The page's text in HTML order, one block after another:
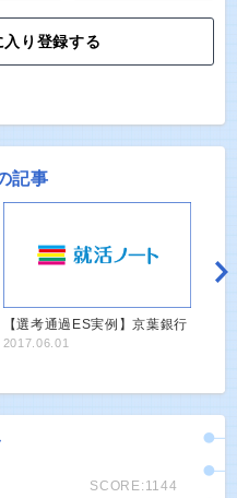
り登録する
記事
【選考通過ES実例】京葉銀行
2017.06.01
SCORE:1144